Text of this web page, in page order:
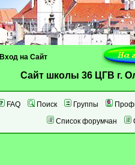
Вход на Сайт
Cайт школы 36 ЦГВ г.
FAQ Поиск Группы
Список форумчан